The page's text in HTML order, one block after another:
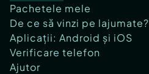
Pachetele mele
De ce să vinzi pe lajumate?
Aplicații: Android și iOS
Verificare telefon
Ajutor